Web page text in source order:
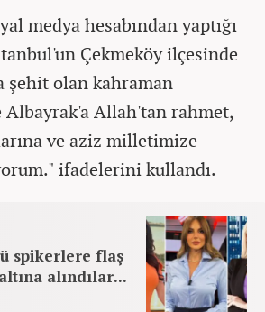
medya hesabından yaptığı
Çekmeköy ilçesinde
şehit olan kahraman
Allah'tan rahmet,
ve aziz milletimize
ifadelerini kullandı.
spikerlere flaş
alındılar...